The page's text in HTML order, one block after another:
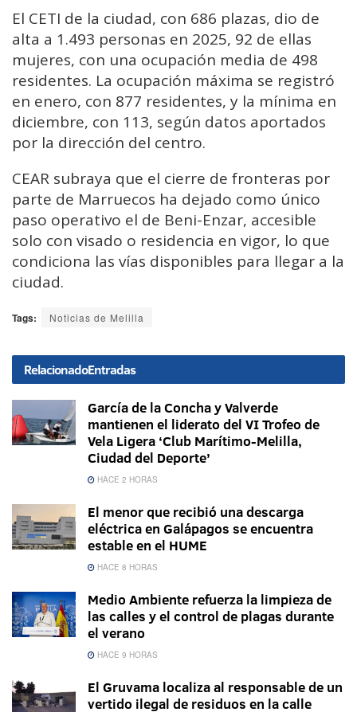
El CETI de la ciudad, con 686 plazas, dio de
alta a 1.493 personas en 2025, 92 de ellas
mujeres, con una ocupación media de 498
residentes. La ocupación máxima se registró
en enero, con 877 residentes, y la mínima en
diciembre, con 113, según datos aportados
por la dirección del centro.
CEAR subraya que el cierre de fronteras por
parte de Marruecos ha dejado como único
paso operativo el de Beni-Enzar, accesible
solo con visado o residencia en vigor, lo que
condiciona las vías disponibles para llegar a la
ciudad.
Tags: Noticias de Melilla
RelacionadoEntradas
García de la Concha y Valverde
mantienen el liderato del VI Trofeo de
Vela Ligera ‘Club Marítimo-Melilla,
Ciudad del Deporte’
HACE 2 HORAS
El menor que recibió una descarga
eléctrica en Galápagos se encuentra
estable en el HUME
HACE 8 HORAS
Medio Ambiente refuerza la limpieza de
las calles y el control de plagas durante
el verano
HACE 9 HORAS
El Gruvama localiza al responsable de un
vertido ilegal de residuos en la calle